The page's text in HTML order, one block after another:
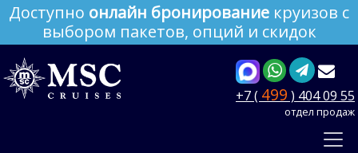
Доступно онлайн бронирование круизов с
выбором пакетов, опций и скидок
+7 ( 499 ) 404 09 55
отдел продаж